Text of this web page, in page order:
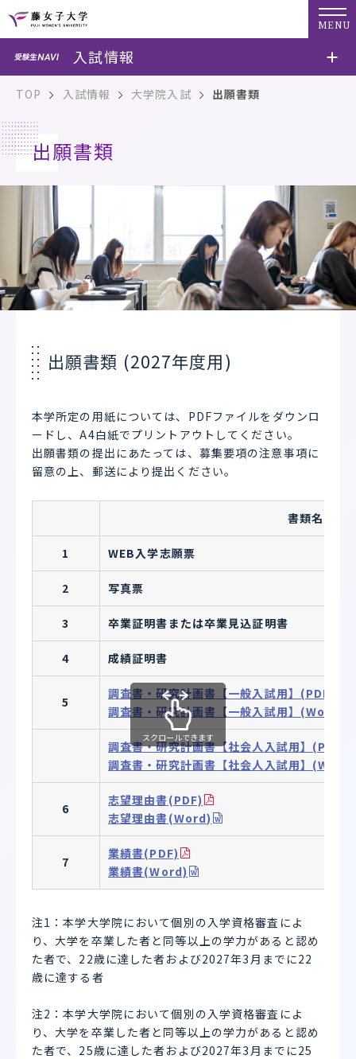
MENU
TOP 入試情報 大学院入試 出願書類
出願書類
出願書類 (2027年度用)
本学所定の用紙については、PDFファイルをダウンロ
ードし、A4白紙でプリントアウトしてください。
出願書類の提出にあたっては、募集要項の注意事項に
留意の上、郵送により提出ください。
書類名
1 WEB入学志願票
2 写真票
3 卒業証明書または卒業見込証明書
4 成績証明書
5
調査書・研究計画書【一般入試用】(PDF)
調査書・研究計画書【一般入試用】(Word)
調査書・研究計画書【社会人入試用】(PDF)
調査書・研究計画書【社会人入試用】(Word)
6
志望理由書(PDF)
志望理由書(Word)
7
業績書(PDF)
業績書(Word)
スクロールできます
注1：本学大学院において個別の入学資格審査によ
り、大学を卒業した者と同等以上の学力があると認め
た者で、22歳に達した者および2027年3月までに22
歳に達する者
注2：本学大学院において個別の入学資格審査によ
り、大学を卒業した者と同等以上の学力があると認め
た者で、25歳に達した者および2027年3月までに25
入試情報